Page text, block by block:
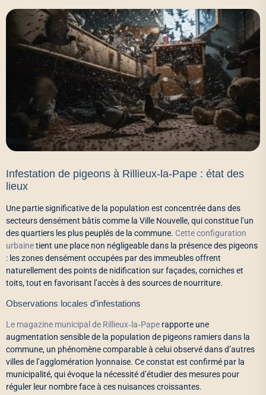
Infestation de pigeons à Rillieux‑la‑Pape : état des
lieux
Une partie significative de la population est concentrée dans des
secteurs densément bâtis comme la Ville Nouvelle, qui constitue l’un
des quartiers les plus peuplés de la commune. Cette configuration
urbainetient une place non négligeable dans la présence des pigeons
: les zones densément occupées par des immeubles offrent
naturellement des points de nidification sur façades, corniches et
toits, tout en favorisant l’accès à des sources de nourriture.
Observations locales d’infestations
Le magazine municipal de Rillieux‑la‑Pape rapporte une
augmentation sensible de la population de pigeons ramiers dans la
commune, un phénomène comparable à celui observé dans d’autres
villes de l’agglomération lyonnaise. Ce constat est confirmé par la
municipalité, qui évoque la nécessité d’étudier des mesures pour
réguler leur nombre face à ces nuisances croissantes.